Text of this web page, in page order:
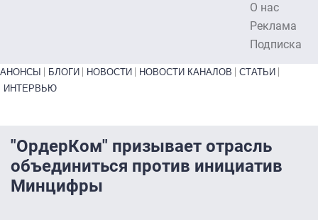
О нас
Реклама
Подписка
Primary links bottom
АНОНСЫ БЛОГИ НОВОСТИ НОВОСТИ КАНАЛОВ
СТАТЬИ
ИНТЕРВЬЮ
"ОрдерКом" призывает отрасль
объединиться против инициатив
Минцифры